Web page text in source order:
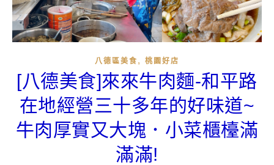
八德區美食 , 桃園好店
[八德美食]來來牛肉麵-和平路
在地經營三十多年的好味道~
牛肉厚實又大塊．小菜櫃檯滿
滿滿!